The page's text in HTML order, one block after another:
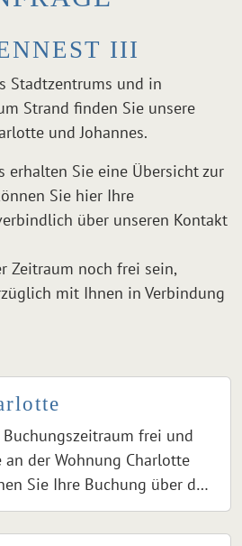
III
Stadtzentrums und in
Strand finden Sie unsere
und Johannes.
erhalten Sie eine Übersicht zur
Sie hier Ihre
über unseren Kontakt
Zeitraum noch frei sein,
mit Ihnen in Verbindung
frei und
an der Wohnung Charlotte
Sie Ihre Buchung über den
einreichen" anfragen. Bei
gelangen Sie zu einem